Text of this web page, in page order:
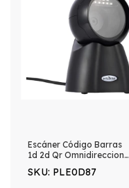
Escáner Código Barras
1d 2d Qr Omnidireccional
SKU: PLE0D87